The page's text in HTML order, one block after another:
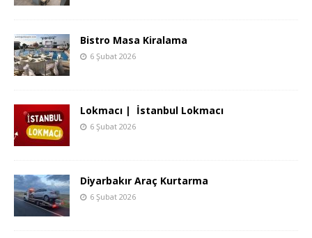
Bistro Masa Kiralama
6 Şubat 2026
Lokmacı | İstanbul Lokmacı
6 Şubat 2026
Diyarbakır Araç Kurtarma
6 Şubat 2026